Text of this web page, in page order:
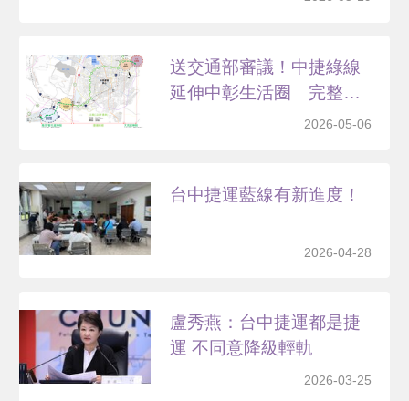
送交通部審議！中捷綠線
延伸中彰生活圈 完整路
2026-05-06
台中捷運藍線有新進度！
2026-04-28
盧秀燕：台中捷運都是捷
運 不同意降級輕軌
2026-03-25